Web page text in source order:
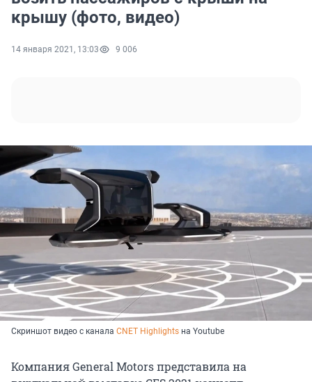
крышу (фото, видео)
14 января 2021, 13:03 9 006
Скриншот видео с канала CNET Highlights на Youtube
Компания General Motors представила на